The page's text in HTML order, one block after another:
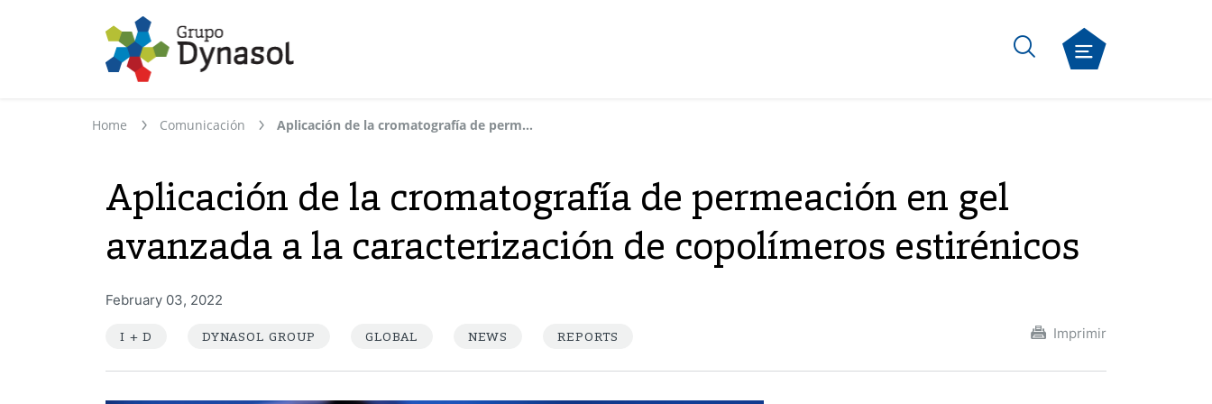
Home Comunicación Aplicación de la cromatografía de permeación en gel avanzada a la caracterización de copolímeros estirénicos
Aplicación de la cromatografía de permeación en gel
avanzada a la caracterización de copolímeros estirénicos
I + D DYNASOL GROUP GLOBAL NEWS REPORTS
February 03, 2022
Imprimir